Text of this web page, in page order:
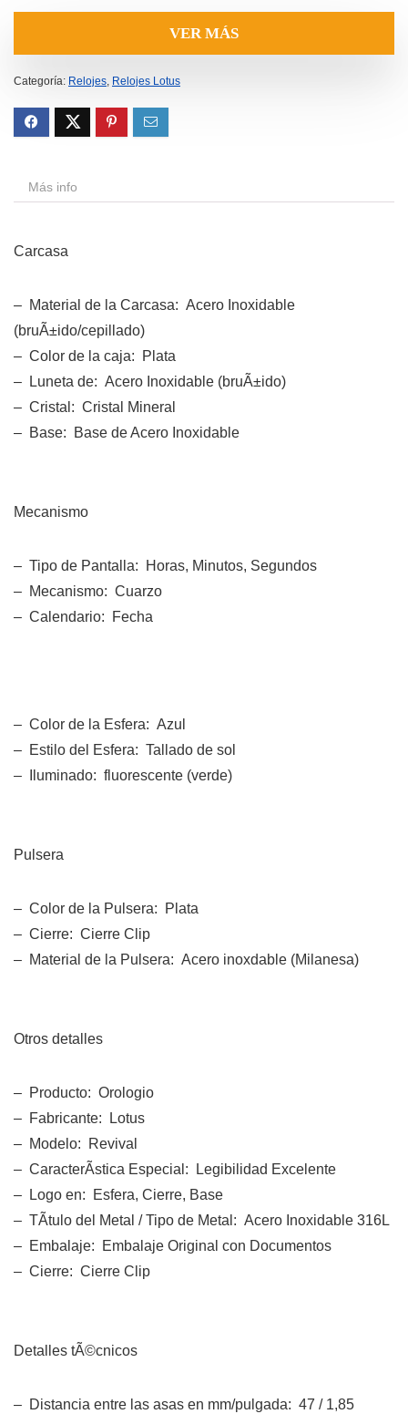
VER MÁS
Categoría: Relojes, Relojes Lotus
Más info
Carcasa
– Material de la Carcasa: Acero Inoxidable
(bruÃ±ido/cepillado)
– Color de la caja: Plata
– Luneta de: Acero Inoxidable (bruÃ±ido)
– Cristal: Cristal Mineral
– Base: Base de Acero Inoxidable
Mecanismo
– Tipo de Pantalla: Horas, Minutos, Segundos
– Mecanismo: Cuarzo
– Calendario: Fecha
– Color de la Esfera: Azul
– Estilo del Esfera: Tallado de sol
– Iluminado: fluorescente (verde)
Pulsera
– Color de la Pulsera: Plata
– Cierre: Cierre Clip
– Material de la Pulsera: Acero inoxdable (Milanesa)
Otros detalles
– Producto: Orologio
– Fabricante: Lotus
– Modelo: Revival
– CaracterÃ­stica Especial: Legibilidad Excelente
– Logo en: Esfera, Cierre, Base
– TÃ­tulo del Metal / Tipo de Metal: Acero Inoxidable 316L
– Embalaje: Embalaje Original con Documentos
– Cierre: Cierre Clip
Detalles tÃ©cnicos
– Distancia entre las asas en mm/pulgada: 47 / 1,85